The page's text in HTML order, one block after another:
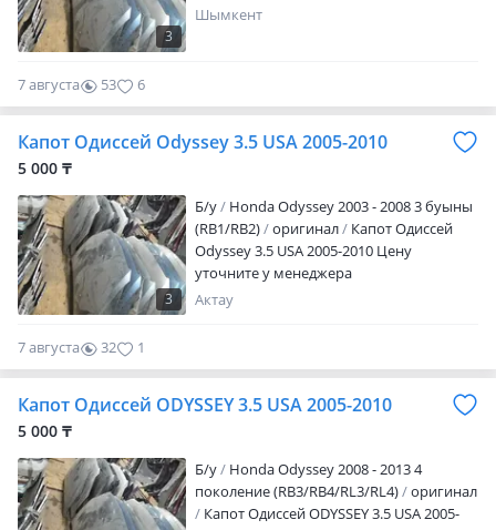
3
Шымкент
7 августа 53 6
Капот Одиссей Odyssey 3.5 USA 2005-2010
5 000 ₸
3
Б/y
Honda Odyssey 2003 - 2008 3 буыны
(RB1/RB2)
оригинал
Капот Одиссей
Odyssey 3.5 USA 2005-2010 Цену
уточните у менеджера
Актау
7 августа 32 1
Капот Одиссей ODYSSEY 3.5 USA 2005-2010
5 000 ₸
Б/y
Honda Odyssey 2008 - 2013 4
поколение (RB3/RB4/RL3/RL4)
оригинал
Капот Одиссей ODYSSEY 3.5 USA 2005-